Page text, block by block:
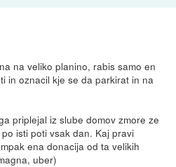
na veliko planino, rabis samo en
in oznacil kje se da parkirat in na
priplejal iz slube domov zmore ze
isti poti vsak dan. Kaj pravi
ena donacija od ta velikih
uber)